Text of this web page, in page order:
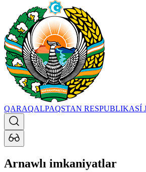
QARAQALPAQSTAN RESPUBLIKASÍ
Arnawlı imkaniyatlar